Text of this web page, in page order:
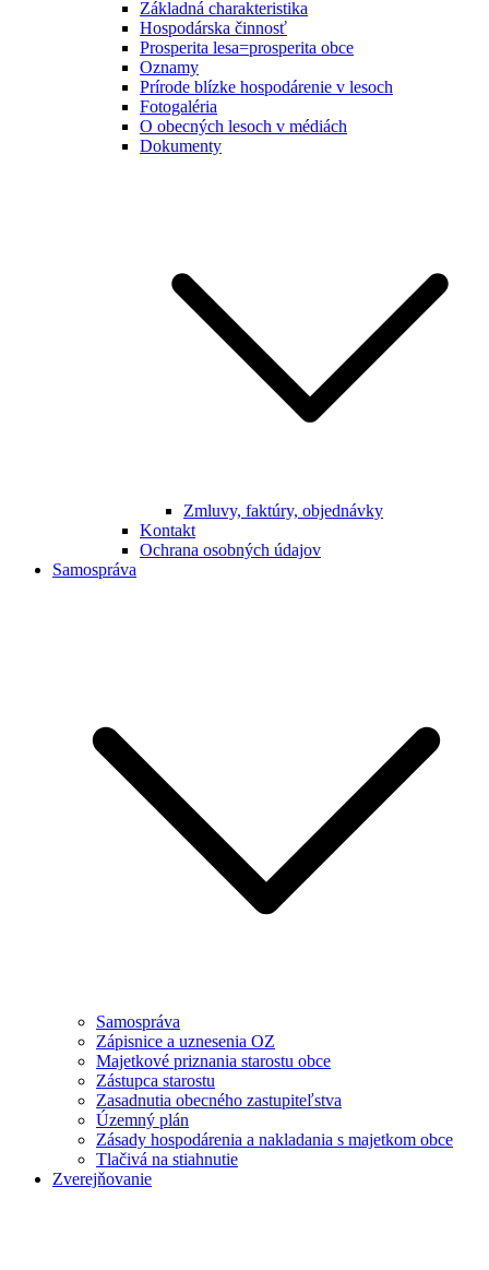
Základná charakteristika
Hospodárska činnosť
Prosperita lesa=prosperita obce
Oznamy
Prírode blízke hospodárenie v lesoch
Fotogaléria
O obecných lesoch v médiách
Dokumenty
Zmluvy, faktúry, objednávky
Kontakt
Ochrana osobných údajov
Samospráva
Samospráva
Zápisnice a uznesenia OZ
Majetkové priznania starostu obce
Zástupca starostu
Zasadnutia obecného zastupiteľstva
Územný plán
Zásady hospodárenia a nakladania s majetkom obce
Tlačivá na stiahnutie
Zverejňovanie